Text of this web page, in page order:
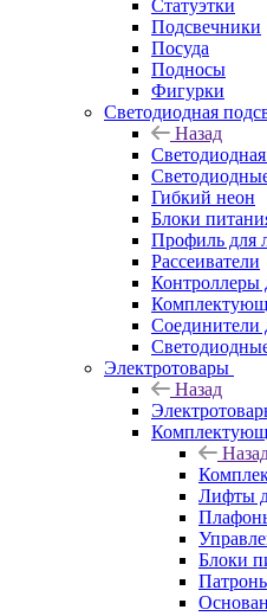
Статуэтки
Подсвечники
Посуда
Подносы
Фигурки
Светодиодная
Назад
Гибкий неон
Блоки
Профиль для
Рассеиватели
Контроллеры
Соединители
Электротовары
Назад
Лифты
Блоки